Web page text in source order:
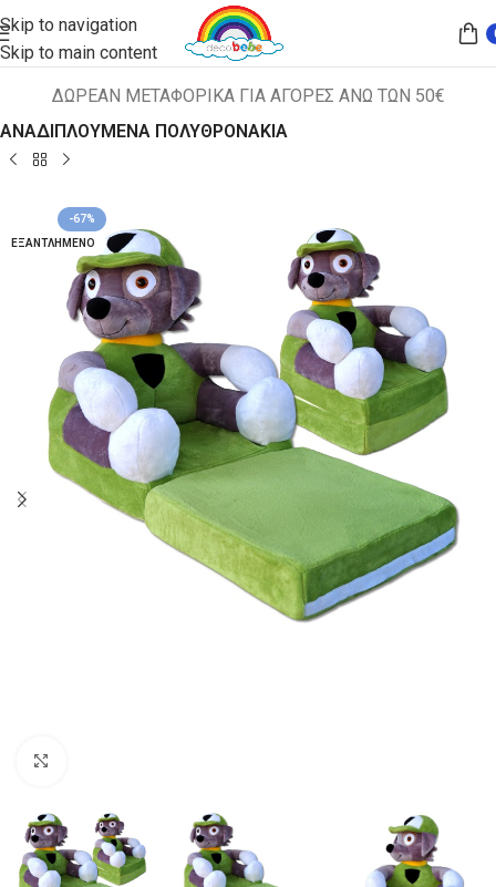
Skip to navigation
Skip to main content
ΔΩΡΕΑΝ ΜΕΤΑΦΟΡΙΚΑ ΓΙΑ ΑΓΟΡΕΣ ΑΝΩ ΤΩΝ 50€
Αρχική σελίδα ΠΑΙΔΙΚΑ ΚΑΘΙΣΜΑΤΑ
ΑΝΑΔΙΠΛΟΥΜΕΝΑ ΠΟΛΥΘΡΟΝΑΚΙΑ
-67%
ΕΞΑΝΤΛΗΜΈΝΟ